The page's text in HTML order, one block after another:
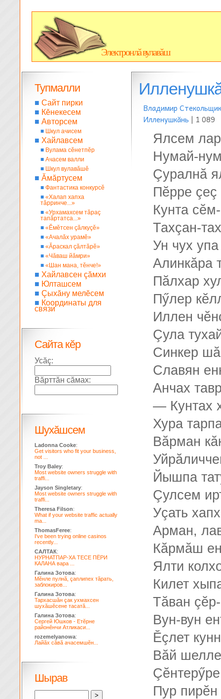
Электронлă вулавăш
Владимир
Илленушкăнь | 1 089
Ялсем
Нумай-
Çуралнă
Пĕрре çеç
Кунта
Тахçан-
Ун чух
Алинкăра
Пăлхар
Пӳлер
Иллен
Çула
Синкер
Славян
Анчах
— Кунтах
Хура
Вăрман
Йышпа
Çулсем
Уçать
Арман,
Кăрмăш
Ялти
Килет
Тăван
Вун-вун
Ĕçлет
Вăй
Пур пирĕн
Тупмалли
■ Сайт пирки
■ Кĕнекесем
■ Авторсем
■ Шкул ачисем
■ Хайлавсем
■ Вулама сĕнетпĕр
■ Ачасем валли
■ Шкул вулавăшĕ
■ Ăмăртусем
■ Фантастика конкурсĕ
■ «Халап хапха
тăрринче...»
■ «Урхамахсем тăраç
тапăртатса...»
■ «Ĕмĕтсен çăлкуçĕ»
■ «Ачалăх урамĕ»
■ «Ăраскал çăлтăрĕ»
■ «Чăваш йăмри»
■ «Шан мана, тĕнче!»
■ Хайлавсен çăмхи
■ Юлташсем
■ Çыхăну мелĕсем
■ Координаты для
связи
Сайта кĕр
Усăç:
Вăрттăн сăмах:
Шухăшсем
Ladonna Cooke:
Get visitors who fit your business,
not ...
Troy Baley:
Most website owners struggle with
traffi...
Jayson Singletary:
Most website owners struggle with
traffi...
Theresa Filson:
What if your website traffic actually
ma...
ThomasFeree:
I've been trying online casinos
recently...
САЛТАК:
НУРНАТПАР-ХА ТЕСЕ ПЁРИ
КАЛАНА вара ...
Галина Зотова:
Мĕнле пулнă, çаплипех тăрать,
заблокиров...
Галина Зотова:
Тархасшăн çак ухмахсен
шухăшĕсене тасатă...
Галина Зотова:
Сергей Юшков - Етĕрне
районĕнчи Атликаси...
rozemelyanowa:
Лайăх сăвă ачасемшĕн...
Шырав